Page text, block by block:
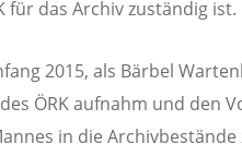
für das Archiv zuständig ist.
2015, als Bärbel
ÖRK aufnahm und den
in die Archivbestände